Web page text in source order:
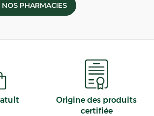
PHARMACIES
Origine des produits
certifiée